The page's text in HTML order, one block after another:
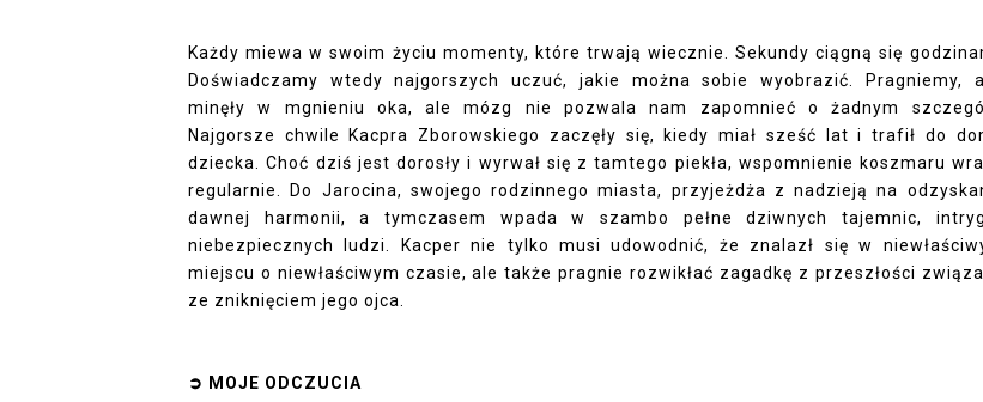
Każdy miewa w swoim życiu momenty, które trwają wiecznie. Sekundy ciągną się
Doświadczamy wtedy najgorszych uczuć, jakie można sobie wyobrazić. Pragniemy,
minęły w mgnieniu oka, ale mózg nie pozwala nam zapomnieć o żadnym
Najgorsze chwile Kacpra Zborowskiego zaczęły się, kiedy miał sześć lat i trafił do
dziecka. Choć dziś jest dorosły i wyrwał się z tamtego piekła, wspomnienie koszmaru
regularnie. Do Jarocina, swojego rodzinnego miasta, przyjeżdża z nadzieją na
dawnej harmonii, a tymczasem wpada w szambo pełne dziwnych tajemnic,
niebezpiecznych ludzi. Kacper nie tylko musi udowodnić, że znalazł się w
miejscu o niewłaściwym czasie, ale także pragnie rozwikłać zagadkę z przeszłości
ze zniknięciem jego ojca.
➲ MOJE ODCZUCIA